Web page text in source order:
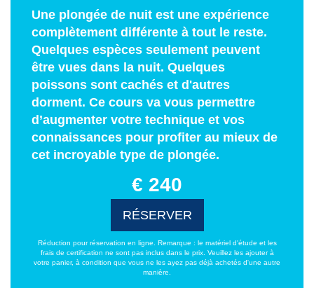
Une plongée de nuit est une expérience
complètement différente à tout le reste.
Quelques espèces seulement peuvent
être vues dans la nuit. Quelques
poissons sont cachés et d'autres
dorment. Ce cours va vous permettre
d’augmenter votre technique et vos
connaissances pour profiter au mieux de
cet incroyable type de plongée.
€ 240
RÉSERVER
Réduction pour réservation en ligne. Remarque : le matériel d'étude et les
frais de certification ne sont pas inclus dans le prix. Veuillez les ajouter à
votre panier, à condition que vous ne les ayez pas déjà achetés d'une autre
manière.